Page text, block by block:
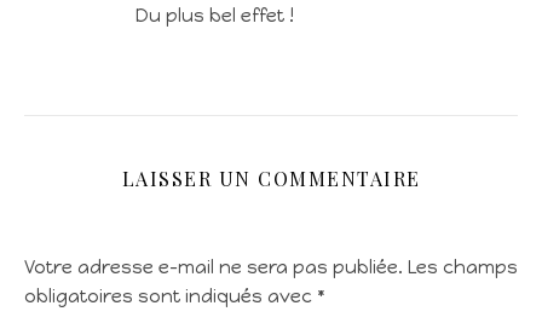
Du plus bel effet !
LAISSER UN COMMENTAIRE
Votre adresse e-mail ne sera pas publiée. Les champs
obligatoires sont indiqués avec *